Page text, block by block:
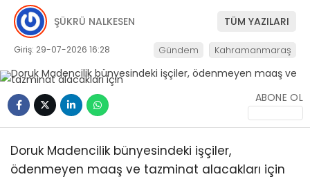
ŞÜKRÜ NALKESEN TÜM YAZILARI
Giriş: 29-07-2026 16:28 Gündem Kahramanmaraş
ABONE OL
Doruk Madencilik bünyesindeki işçiler,
ödenmeyen maaş ve tazminat alacakları için